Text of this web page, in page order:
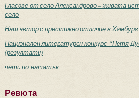
Гласове от село Александрово – живата
село
Наш автор с престижно отличие в Хамбург
Национален литературен конкурс “Петя
(резултати)
чети по-нататък
Ревюта